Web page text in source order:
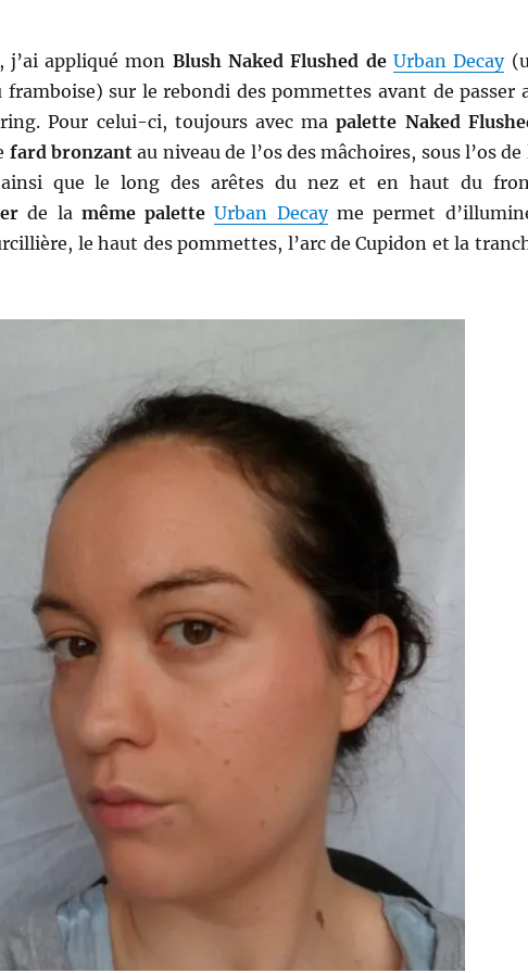
j’ai appliqué mon Blush Naked Flushed de Urban Decay
framboise) sur le rebondi des pommettes avant de passer
Pour celui-ci, toujours avec mapalette Naked
fard bronzant au niveau de l’os des mâchoires, sous l’os de
que le long des arêtes du nez et en haut du
de la même palette Urban Decayme permet
le haut des pommettes, l’arc de Cupidon et la